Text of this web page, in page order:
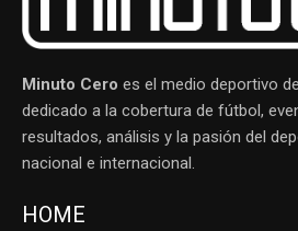
Minuto Cero es el medio deportivo de
dedicado a la cobertura de fútbol,
resultados, análisis y la pasión del
nacional e internacional.
HOME